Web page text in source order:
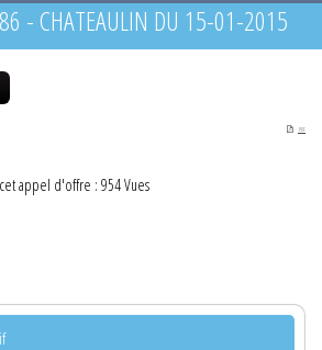
- CHATEAULIN DU 15-01-2015
PDF
appel d'offre : 954 Vues